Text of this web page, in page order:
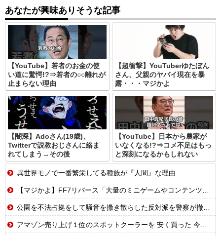
あなたが興味ありそうな記事
【YouTube】若者のお金の使
い道に驚愕!?⇒若者の○○離れが
止まらない理由
【超衝撃】YouTuberゆたぼん
さん、父親のヤバイ現在を暴
露・・・マジかよ
【闇深】Adoさん(19歳)、
Twitterで説教おじさんに絡ま
れてしまう→その後
【YouTube】日本から農家が
いなくなる!?⇒コメ不足はもっ
と深刻になるかもしれない
異世界モノで一番繁栄してる種族が『人間』な理由
【マジかよ】FF7リバース「大量のミニゲームやコンテンツでユーザーが疲れ、ゲームから離れた」と浜口直樹ディレクターが公式インタビューで告白
公園を不法占拠をして騒音を撒き散らした反対派を警察が撤去しました！
アマゾン売り上げ１位のスポットクーラーを 安く買った 今日設置する 予定だが多少でも涼しくなったら良いな